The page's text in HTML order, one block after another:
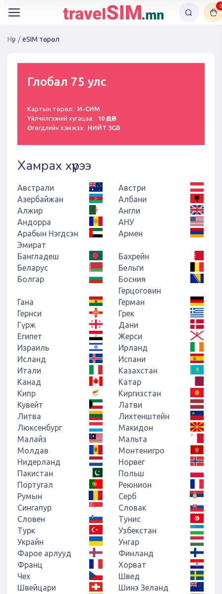
0
Нүүр / eSIM төрөл
Глобал 75 улс
Картын төрөл:
И-СИМ
Үйлчилгээний хугацаа:
10 ӨДӨР
Өгөгдлийн хэмжээ:
НИЙТ 3GB
Хамрах хүрээ
Австрали
Австри
Азербайжан
Албани
Алжир
Англи
Андорра
АНУ
Арабын Нэгдсэн
Эмират
Армен
Бангладеш
Бахрейн
Беларус
Бельги
Болгар
Босния
Герцоговин
Гана
Герман
Гернси
Грек
Гүрж
Дани
Египет
Жерси
Израиль
Ирланд
Исланд
Испани
Итали
Казахстан
Канад
Катар
Кипр
Киргизстан
Кувейт
Латви
Литва
Лихтенштейн
Люксенбург
Макидон
Малайз
Мальта
Молдав
Монтенигро
Нидерланд
Норвег
Пакистан
Польш
Португал
Реюнион
Румын
Серб
Сингапур
Словак
Словен
Тунис
Турк
Узбекстан
Украйн
Унгар
Фарое арлууд
Финланд
Франц
Хорват
Чех
Швед
Швейцари
Шинэ Зеланд